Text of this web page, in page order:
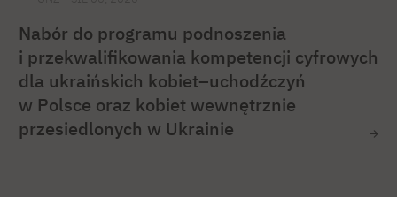
Nabór do programu podnoszenia
i przekwalifikowania kompetencji cyfrowych
dla ukraińskich kobiet–uchodźczyń
w Polsce oraz kobiet wewnętrznie
przesiedlonych w Ukrainie